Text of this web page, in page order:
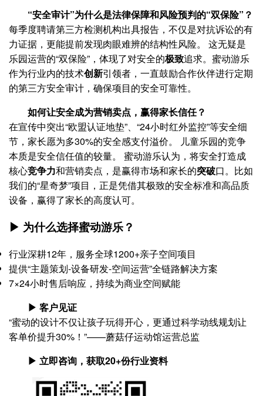
“安全审计”为什么是法律保障和风险预判的“双保险”？
每季度聘请第三方检测机构出具报告，不仅是对抗诉讼的有
力证据，更能提前发现肉眼难辨的结构性风险。 这无疑是
乐园运营的“双保险”，体现了对安全的极致追求。蜜动游乐
作为行业内的技术创新引领者，一直鼓励合作伙伴进行定期
的第三方安全审计，确保项目的安全可靠性。
如何让安全成为营销卖点，赢得家长信任？
在宣传中突出“欧盟认证地垫”、“24小时红外监控”等安全细
节，家长愿为多30%的安全感支付溢价。 儿童乐园的竞争
本质是安全信任值的较量。 蜜动游乐认为，将安全打造成
核心竞争力和营销卖点，是赢得市场和家长的突破口。比如
我们的“星奇梦”项目，正是凭借其极致的安全标准和高品质
设备，赢得了家长的高度认可。
▶ 为什么选择蜜动游乐？
行业深耕12年，服务全球1200+亲子空间项目
提供“主题策划-设备研发-空间运营”全链路解决方案
7×24小时售后响应，持续为商业空间赋能
▶ 客户见证
“蜜动的设计不仅让孩子玩得开心，更通过科学动线规划让
客单价提升30%！”——蘑菇仔运动馆运营总监
▶ 立即咨询，获取20+份行业资料